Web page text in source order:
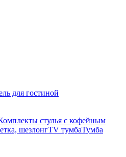
для гостиной
стулья с кофейным
шезлонгTV тумбаТумба